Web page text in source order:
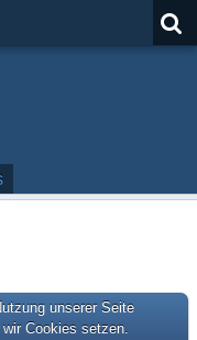
unserer Seite
Cookies setzen.